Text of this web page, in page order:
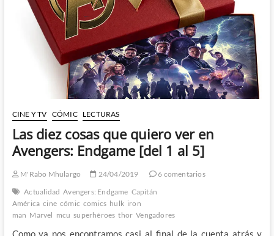
Endgame
[del
6
CINE Y TV CÓMIC LECTURAS
Las diez cosas que quiero ver en
Avengers: Endgame [del 1 al 5]
M'Rabo Mhulargo 24/04/2019
6 comentarios
Actualidad Avengers: Endgame Capitán
América cine cómic comics hulk iron
man Marvel mcu superhéroes thor Vengadores
Como ya nos encontramos casi al final de la cuenta atrás y